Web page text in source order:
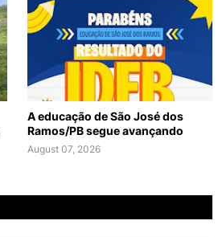
A educação de São José dos
Ramos/PB segue avançando
August 07, 2026